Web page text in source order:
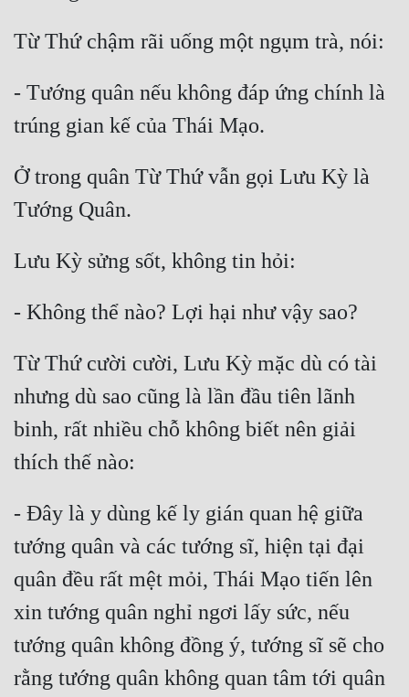
Thanh Xuân
Tiên Hiệp
Tiểu Thuyết
Triều Đấu
Trọng Sinh
Tu Chân
Vô Địch
Võ Hiệp
Xuyên Không
Xuyên Sách
Xuyên Thư
Điền Văn
- Tướng quân nếu không đáp ứng chính là
Ở trong quân Từ Thứ vẫn gọi Lưu Kỳ là
Từ Thứ cười cười, Lưu Kỳ mặc dù có tài
nhưng dù sao cũng là lần đầu tiên lãnh
binh, rất nhiều chỗ không biết nên giải
- Đây là y dùng kế ly gián quan hệ giữa
tướng quân và các tướng sĩ, hiện tại đại
quân đều rất mệt mỏi, Thái Mạo tiến lên
xin tướng quân nghỉ ngơi lấy sức, nếu
tướng quân không đồng ý, tướng sĩ sẽ cho
rằng tướng quân không quan tâm tới quân